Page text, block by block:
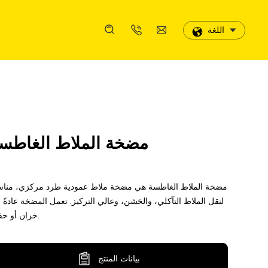
اللغة
اللغة
مضخة الملاط
مضخة الملاط الغاطسة هي مضخة ملاط ​​عمودية طرد مركزي،
لنقل الملاط التآكلي، والخشن، وعالي التركيز. تعمل المضخة
خزان أو حفرة.
بيانات المنتج